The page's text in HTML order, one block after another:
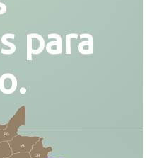
para
AL
CR
PG